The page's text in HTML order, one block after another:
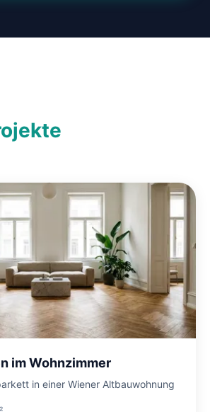
im Wohnzimmer
in einer Wiener Altbauwohnung